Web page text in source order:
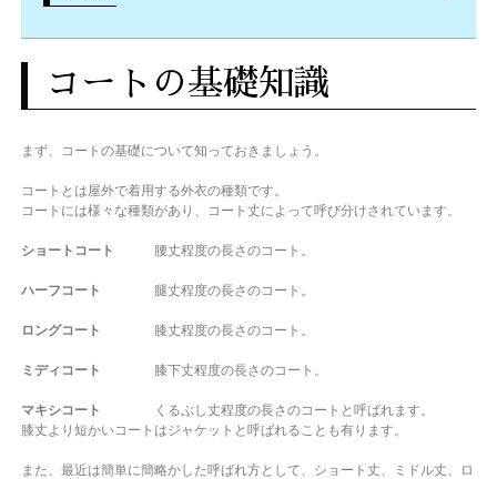
コートの基礎知識
まず、コートの基礎について知っておきましょう。
コートとは屋外で着用する外衣の種類です。
コートには様々な種類があり、コート丈によって呼び分けされています。
ショートコート 腰丈程度の長さのコート。
ハーフコート 腿丈程度の長さのコート。
ロングコート 膝丈程度の長さのコート。
ミディコート 膝下丈程度の長さのコート。
マキシコート
くるぶし丈程度の長さのコートと呼ばれます。
膝丈より短かいコートはジャケットと呼ばれることも有ります。
また、最近は簡単に簡略かした呼ばれ方として、ショート丈、ミドル丈、ロ